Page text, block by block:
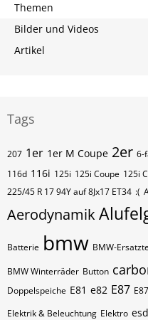
Themen
Bilder und Videos
Artikel
Tags
207 1er 1er M Coupe 2er 6-
116d 116i 125i 125i Coupe 125i
225/45 R 17 94Y auf 8Jx17 ET34 :(
Aerodynamik
Batterie bmw BMW-
BMW Winterräder Button
Doppelspeiche E81 e82 E87
Elektrik & Beleuchtung Elektro esd